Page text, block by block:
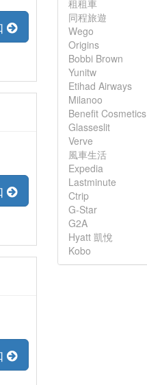
租租車
同程旅遊
Wego
Origins
Bobbi Brown
Yunitw
Etihad Airways
Milanoo
Benefit Cosmetics
Glasseslit
Verve
風車生活
Expedia
Lastminute
Ctrip
G-Star
G2A
Hyatt 凱悅
Kobo